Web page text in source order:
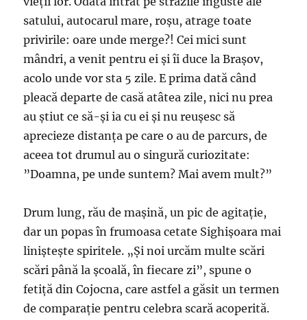
satului, autocarul mare, roșu, atrage toate
privirile: oare unde merge?! Cei mici sunt
mândri, a venit pentru ei și îi duce la Brașov,
acolo unde vor sta 5 zile. E prima dată când
pleacă departe de casă atâtea zile, nici nu prea
au știut ce să-și ia cu ei și nu reușesc să
aprecieze distanța pe care o au de parcurs, de
aceea tot drumul au o singură curiozitate:
”Doamna, pe unde suntem? Mai avem mult?”
Drum lung, rău de mașină, un pic de agitație,
dar un popas în frumoasa cetate Sighișoara mai
liniștește spiritele. „Și noi urcăm multe scări
scări până la școală, în fiecare zi”, spune o
fetiță din Cojocna, care astfel a găsit un termen
de comparație pentru celebra scară acoperită.